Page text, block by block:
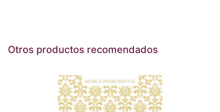
Otros productos recomendados